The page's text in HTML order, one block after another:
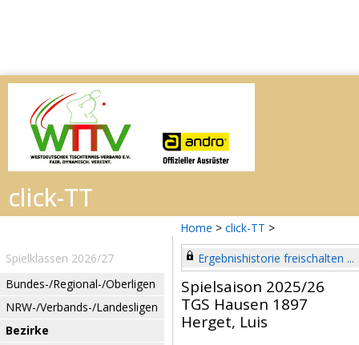
Home > click-TT >
Spielklassen 2026/27
Bundes-/Regional-/Oberligen
NRW-/Verbands-/Landesligen
Bezirke
Ergebnishistorie freischalten ...
Spielsaison 2025/26
TGS Hausen 1897
Herget, Luis